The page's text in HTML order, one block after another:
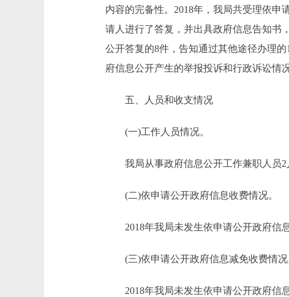
内容的完备性。2018年，我局共受理依申
请人进行了答复，并出具政府信息告知书
公开答复的8件，告知通过其他途径办理
府信息公开产生的举报投诉和行政诉讼情况
五、人员和收支情况
(一)工作人员情况。
我局从事政府信息公开工作兼职人员2
(二)依申请公开政府信息收费情况。
2018年我局未发生依申请公开政府信息
(三)依申请公开政府信息减免收费情况
2018年我局未发生依申请公开政府信息